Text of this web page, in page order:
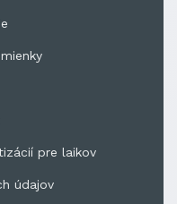
pre laikov
údajov